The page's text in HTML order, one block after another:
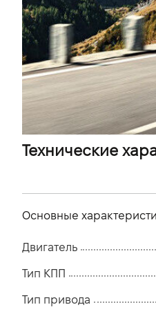
Технические
Основные
Двигатель
Тип КПП
Тип привода
VIDI Карьера
Контакты
Підпишись на наш
акціями,